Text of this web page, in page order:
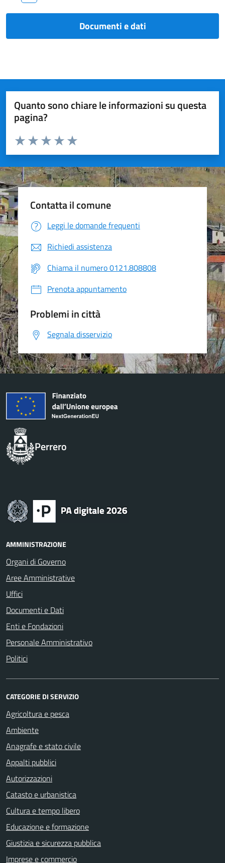
Documenti e dati
Quanto sono chiare le informazioni su questa
pagina?
Valuta da 1 a 5 stelle la pagina
Valuta 5 stelle su 5
Valuta 4 stelle su 5
Valuta 3 stelle su 5
Valuta 2 stelle su 5
Valuta 1 stelle su 5
Contatta il comune
Leggi le domande frequenti
Richiedi assistenza
Chiama il numero 0121.808808
Prenota appuntamento
Problemi in città
Segnala disservizio
Perrero
AMMINISTRAZIONE
Organi di Governo
Aree Amministrative
Uffici
Documenti e Dati
Enti e Fondazioni
Personale Amministrativo
Politici
CATEGORIE DI SERVIZIO
Agricoltura e pesca
Ambiente
Anagrafe e stato civile
Appalti pubblici
Autorizzazioni
Catasto e urbanistica
Cultura e tempo libero
Educazione e formazione
Giustizia e sicurezza pubblica
Imprese e commercio